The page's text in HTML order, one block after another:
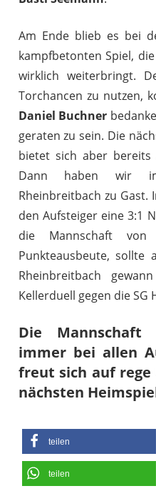
Am Ende blieb es bei
kampfbetonten Spiel,
wirklich weiterbringt.
Torchancen zu nutzen,
Daniel Buchner
geraten zu sein. Die
bietet sich aber bereits
Dann haben wir
Rheinbreitbach zu Gast.
den Aufsteiger eine 3:1
die Mannschaft
Punkteausbeute, sollte
Rheinbreitbach
Kellerduell gegen die SG
Die
immer bei allen
freut sich auf
nächsten
teilen
teilen